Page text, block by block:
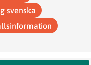
svenska